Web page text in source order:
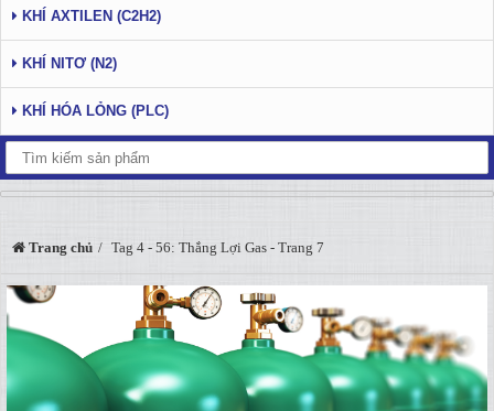
KHÍ AXTILEN (C2H2)
KHÍ NITƠ (N2)
KHÍ HÓA LỎNG (PLC)
Trang chủ Tag 4 - 56: Thắng Lợi Gas - Trang 7